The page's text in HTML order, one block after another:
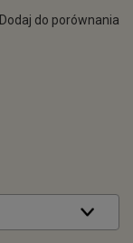
Dodaj do porównania